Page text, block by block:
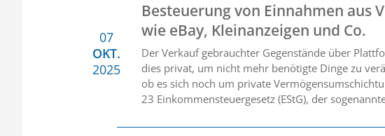
07
OKT.
2025
Besteuerung von Einnahmen aus
wie eBay, Kleinanzeigen und Co.
Der Verkauf gebrauchter Gegenstände über
dies privat, um nicht mehr benötigte Dinge zu
ob es sich noch um private
23 Einkommensteuergesetz (EStG), der